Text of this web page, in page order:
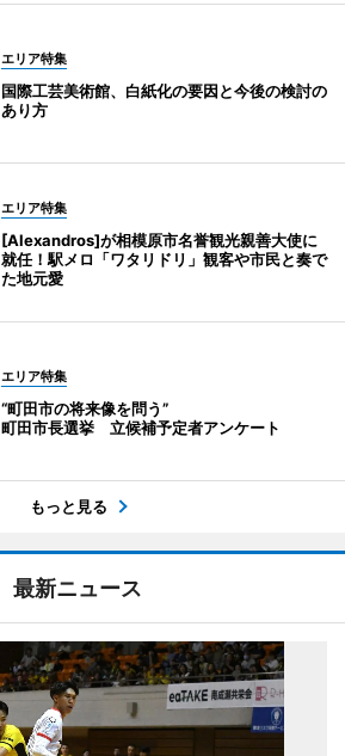
エリア特集
国際工芸美術館、白紙化の要因と今後の検討の
あり方
エリア特集
[Alexandros]が相模原市名誉観光親善大使に
就任！駅メロ「ワタリドリ」観客や市民と奏で
た地元愛
エリア特集
“町田市の将来像を問う”
町田市長選挙 立候補予定者アンケート
もっと見る
最新ニュース